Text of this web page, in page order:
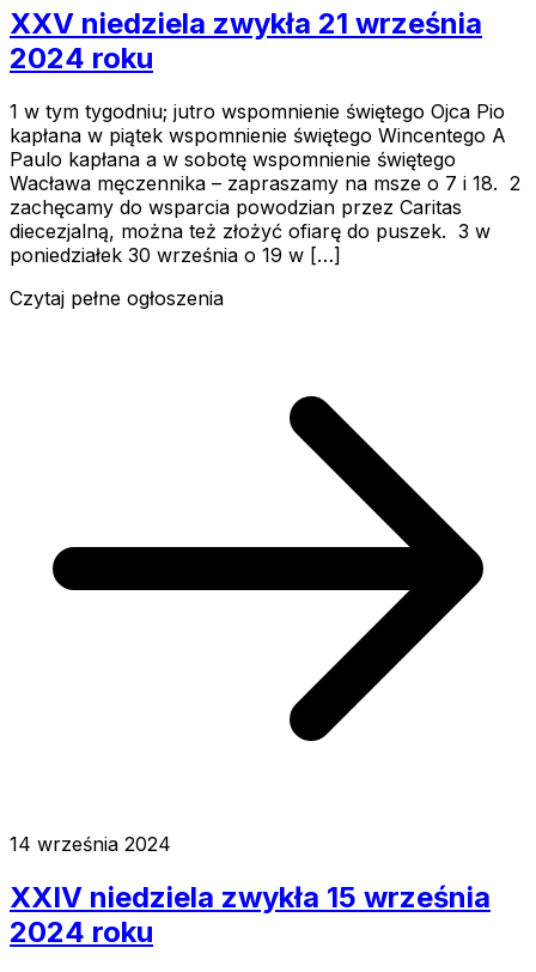
XXV niedziela zwykła 21 września
2024 roku
1 w tym tygodniu; jutro wspomnienie świętego Ojca Pio
kapłana w piątek wspomnienie świętego Wincentego A
Paulo kapłana a w sobotę wspomnienie świętego
Wacława męczennika – zapraszamy na msze o 7 i 18. 2
zachęcamy do wsparcia powodzian przez Caritas
diecezjalną, można też złożyć ofiarę do puszek. 3 w
poniedziałek 30 września o 19 w […]
Czytaj pełne ogłoszenia
14 września 2024
XXIV niedziela zwykła 15 września
2024 roku